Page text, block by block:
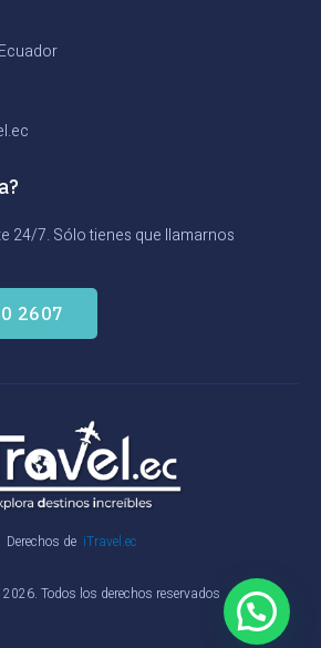
24/7. Sólo tienes que llamarnos
2607
Derechos de iTravel.ec
Todos los derechos reservados